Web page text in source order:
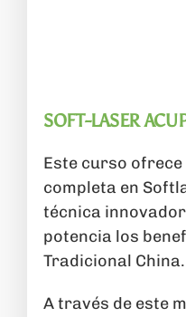
SOFT-LASER
Este curso
completa en
técnica
potencia los
Tradicional China.
A través de este